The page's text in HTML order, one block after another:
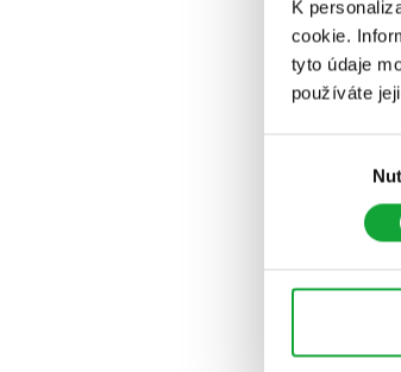
K
cookie.
tyto údaje
používáte